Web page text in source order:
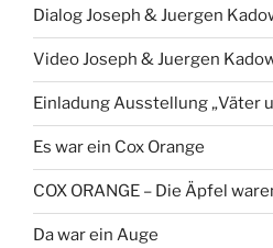
Dialog Joseph & Juergen
Video Joseph & Juergen
Einladung Ausstellung „Väter
Es war ein Cox Orange
COX ORANGE – Die Äpfel
Da war ein Auge